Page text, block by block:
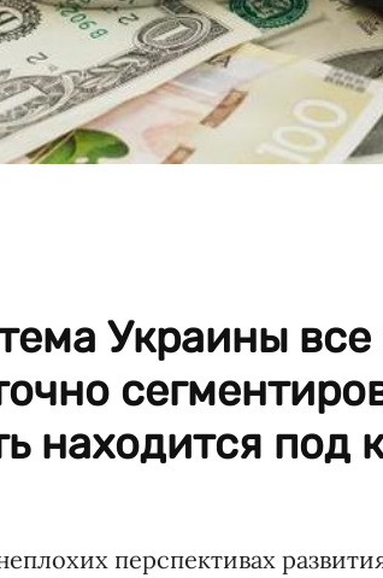
Украины
находится под
перспективах